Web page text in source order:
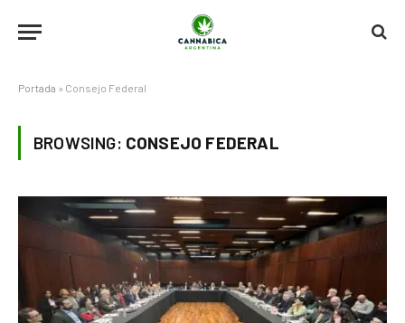
Portada » Consejo Federal
BROWSING: CONSEJO FEDERAL